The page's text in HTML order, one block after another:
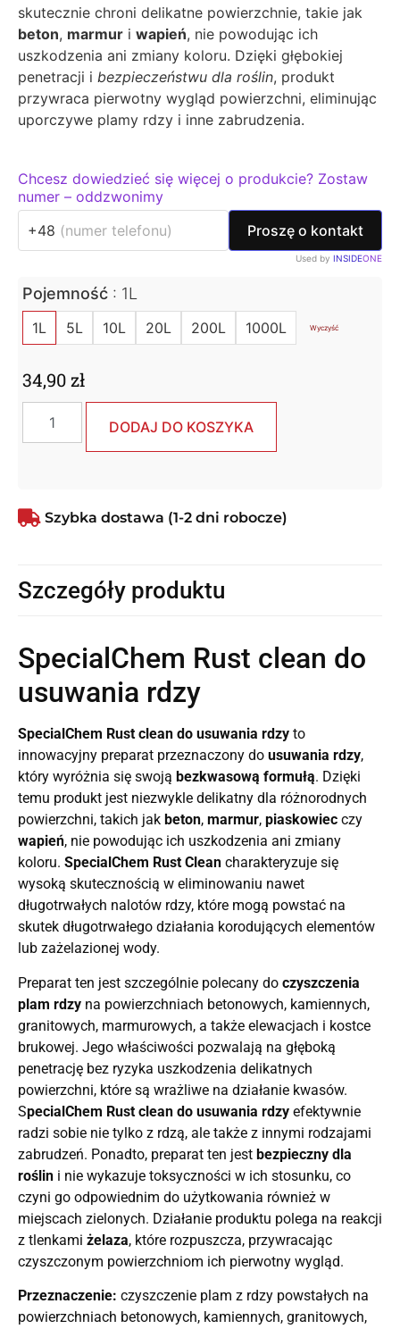
skutecznie chroni delikatne powierzchnie, takie jak
beton, marmur i wapień, nie powodując ich
uszkodzenia ani zmiany koloru. Dzięki głębokiej
penetracji i bezpieczeństwu dla roślin, produkt
przywraca pierwotny wygląd powierzchni, eliminując
uporczywe plamy rdzy i inne zabrudzenia.
Chcesz dowiedzieć się więcej o produkcie? Zostaw
numer – oddzwonimy
+48
Proszę o kontakt
Used by INSIDEONE
Pojemność 1L
1L 5L 10L 20L 200L 1000L Wyczyść
34,90zł
DODAJ DO KOSZYKA
Szybka dostawa (1-2 dni robocze)
Szczegóły produktu
SpecialChem Rust clean do
usuwania rdzy
SpecialChem Rust clean do usuwania rdzy to
innowacyjny preparat przeznaczony do usuwania rdzy,
który wyróżnia się swoją bezkwasową formułą. Dzięki
temu produkt jest niezwykle delikatny dla różnorodnych
powierzchni, takich jak beton, marmur, piaskowiec czy
wapień, nie powodując ich uszkodzenia ani zmiany
koloru. SpecialChem Rust Clean charakteryzuje się
wysoką skutecznością w eliminowaniu nawet
długotrwałych nalotów rdzy, które mogą powstać na
skutek długotrwałego działania korodujących elementów
lub zażelazionej wody.
Preparat ten jest szczególnie polecany do czyszczenia
plam rdzy na powierzchniach betonowych, kamiennych,
granitowych, marmurowych, a także elewacjach i kostce
brukowej. Jego właściwości pozwalają na głęboką
penetrację bez ryzyka uszkodzenia delikatnych
powierzchni, które są wrażliwe na działanie kwasów.
SpecialChem Rust clean do usuwania rdzy efektywnie
radzi sobie nie tylko z rdzą, ale także z innymi rodzajami
zabrudzeń. Ponadto, preparat ten jest bezpieczny dla
roślin i nie wykazuje toksyczności w ich stosunku, co
czyni go odpowiednim do użytkowania również w
miejscach zielonych. Działanie produktu polega na reakcji
z tlenkami żelaza, które rozpuszcza, przywracając
czyszczonym powierzchniom ich pierwotny wygląd.
Przeznaczenie: czyszczenie plam z rdzy powstałych na
powierzchniach betonowych, kamiennych, granitowych,